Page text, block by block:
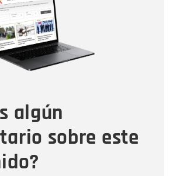
algún
sobre este